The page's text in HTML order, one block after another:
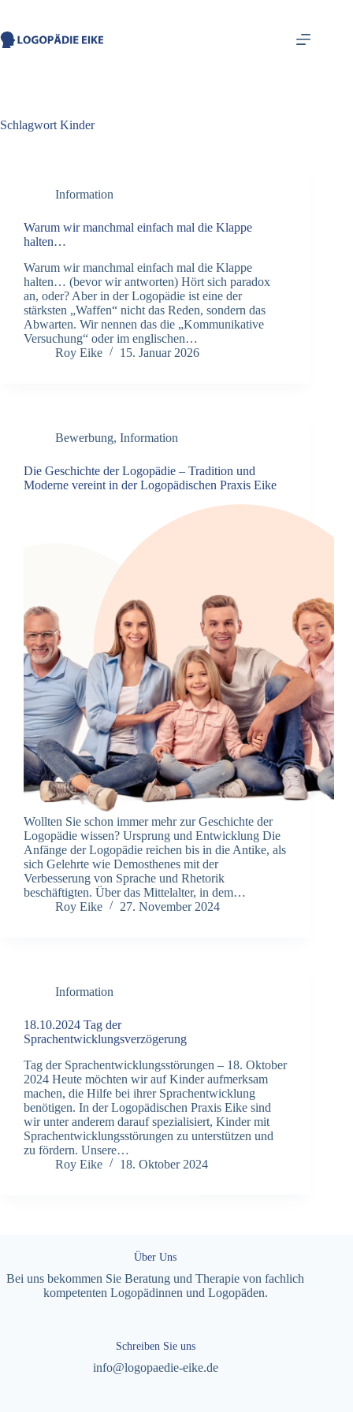
Schlagwort Kinder
Information
Warum wir manchmal einfach mal die Klappe
halten…
Warum wir manchmal einfach mal die Klappe
halten… (bevor wir antworten) ​Hört sich paradox
an, oder? Aber in der Logopädie ist eine der
stärksten „Waffen“ nicht das Reden, sondern das
Abwarten. ​Wir nennen das die „Kommunikative
Versuchung“ oder im englischen…
Roy Eike
15. Januar 2026
Bewerbung, Information
Die Geschichte der Logopädie – Tradition und
Moderne vereint in der Logopädischen Praxis Eike
Wollten Sie schon immer mehr zur Geschichte der
Logopädie wissen? Ursprung und Entwicklung Die
Anfänge der Logopädie reichen bis in die Antike, als
sich Gelehrte wie Demosthenes mit der
Verbesserung von Sprache und Rhetorik
beschäftigten. Über das Mittelalter, in dem…
Roy Eike
27. November 2024
Information
18.10.2024 Tag der
Sprachentwicklungsverzögerung
Tag der Sprachentwicklungsstörungen – 18. Oktober
2024 Heute möchten wir auf Kinder aufmerksam
machen, die Hilfe bei ihrer Sprachentwicklung
benötigen. In der Logopädischen Praxis Eike sind
wir unter anderem darauf spezialisiert, Kinder mit
Sprachentwicklungsstörungen zu unterstützen und
zu fördern. Unsere…
Roy Eike
18. Oktober 2024
Über Uns
Bei uns bekommen Sie Beratung und Therapie von fachlich
kompetenten Logopädinnen und Logopäden.
Schreiben Sie uns
info@logopaedie-eike.de